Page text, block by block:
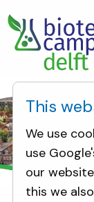
This
We use
use
our
this we